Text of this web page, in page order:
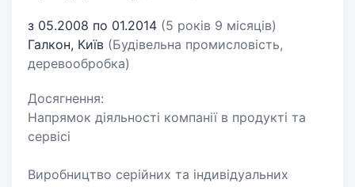
з 05.2008 по 01.2014 (5 років 9 місяців)
Галкон, Київ (Будівельна промисловість,
деревообробка)
Досягнення:
Напрямок діяльності компанії в продукті та
сервісі
Виробництво серійних та індивідуальних